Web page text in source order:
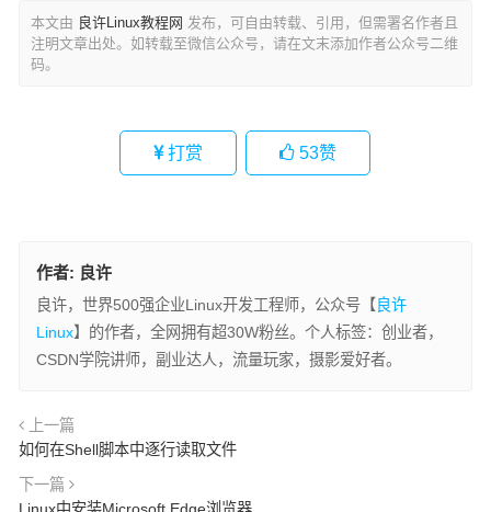
本文由 良许Linux教程网 发布，可自由转载、引用，但需署名作者且
注明文章出处。如转载至微信公众号，请在文末添加作者公众号二维
码。
打赏 53赞
作者: 良许
良许，世界500强企业Linux开发工程师，公众号【 良许
Linux】的作者，全网拥有超30W粉丝。个人标签：创业者，
CSDN学院讲师，副业达人，流量玩家，摄影爱好者。
上一篇
如何在Shell脚本中逐行读取文件
下一篇
Linux中安装Microsoft Edge浏览器